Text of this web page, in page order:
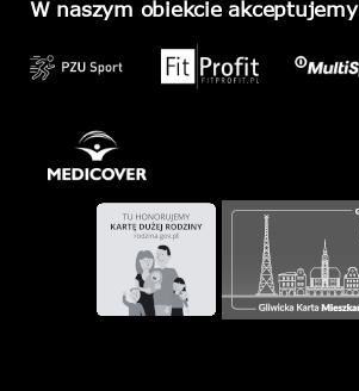
W naszym obiekcie akceptujemy